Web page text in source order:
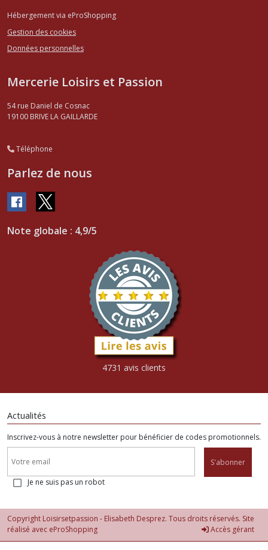
Hébergement via eProShopping
Gestion des cookies
Données personnelles
Mercerie Loisirs et Passion
54 rue Daniel de Cosnac
19100 BRIVE LA GAILLARDE
Téléphone
Parlez de nous
Note globale : 4,9/5
4731 avis clients
Actualités
Inscrivez-vous à notre newsletter pour bénéficier de codes promotionnels.
S'abonner
Je ne suis pas un robot
Copyright Loisirsetpassion - Elisabeth Desprez. Tous droits réservés. Site
réalisé avec eProShopping Accès gérant